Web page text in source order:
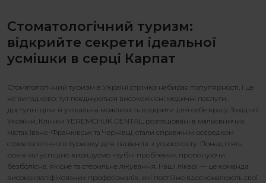
Стоматологічний туризм:
відкрийте секрети ідеальної
усмішки в серці Карпат
Стоматологічний туризм в Україні стрімко набирає популярності, і це
не випадково: тут поєднуються високоякісні медичні послуги,
доступні ціни й унікальна можливість відкрити для себе красу Західної
України. Клініки YEREMCHUK DENTAL, розташовані в мальовничих
містах Івано-Франківськ та Чернівці, стали справжнім осередком
стоматологічного туризму для пацієнтів з усього світу. Понад п’ять
років ми успішно вирішуємо «зубні проблеми», пропонуючи
безболісне, якісне та стерильне лікування. Наші лікарі — це команда
висококваліфікованих професіоналів, які постійно вдосконалюють свої